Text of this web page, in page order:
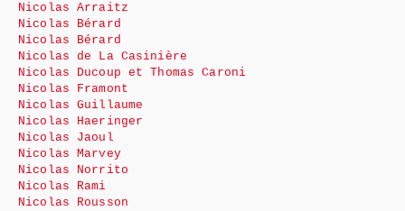
Nicolas Arraitz
Nicolas Bérard
Nicolas Bérard
Nicolas de La Casinière
Nicolas Ducoup et Thomas Caroni
Nicolas Framont
Nicolas Guillaume
Nicolas Haeringer
Nicolas Jaoul
Nicolas Marvey
Nicolas Norrito
Nicolas Rami
Nicolas Rousson